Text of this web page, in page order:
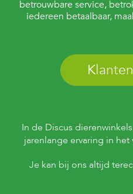
betrouwbare service,
iedereen betaalbaar,
In de Discus
jarenlange ervaring in
Je kan bij ons altijd